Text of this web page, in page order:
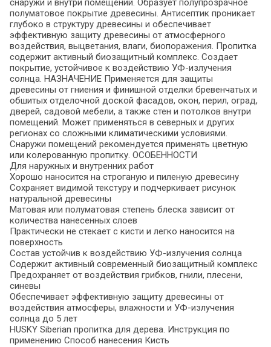
снаружи и внутри помещений. Образует полупрозрачное
полуматовое покрытие древесины. Антисептик проникает
глубоко в структуру древесины и обеспечивает
эффективную защиту древесины от атмосферного
воздействия, выцветания, влаги, биопоражения. Пропитка
содержит активный биозащитный комплекс. Создает
покрытие, устойчивое к воздействию УФ-излучения
солнца. НАЗНАЧЕНИЕ Применяется для защиты
древесины от гниения и финишной отделки бревенчатых и
обшитых отделочной доской фасадов, окон, перил, оград,
дверей, садовой мебели, а также стен и потолков внутри
помещений. Может применяться в северных и других
регионах со сложными климатическими условиями.
Снаружи помещений рекомендуется применять цветную
или колерованную пропитку. ОСОБЕННОСТИ
Для наружных и внутренних работ
Хорошо наносится на строганую и пиленую древесину
Сохраняет видимой текстуру и подчеркивает рисунок
натуральной древесины
Матовая или полуматовая степень блеска зависит от
количества нанесенных слоев
Практически не стекает с кисти и легко наносится на
поверхность
Состав устойчив к воздействию УФ-излучения солнца
Содержит активный современный биозащитный комплекс
Предохраняет от воздействия грибков, гнили, плесени,
синевы
Обеспечивает эффективную защиту древесины от
воздействия атмосферы, влажности и УФ-излучения
солнца до 5 лет
HUSKY Siberian пропитка для дерева. Инструкция по
применению Способ нанесения Кисть